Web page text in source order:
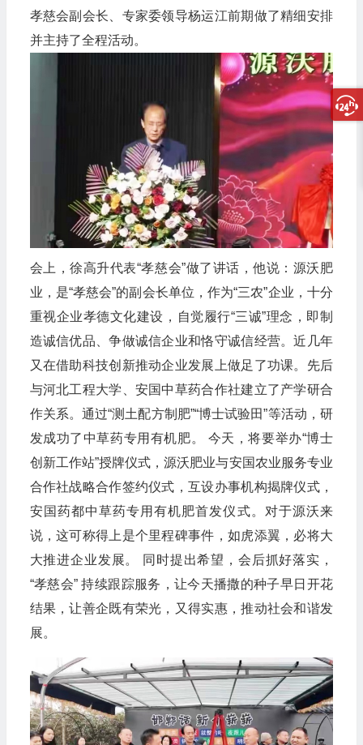
孝慈会副会长、专家委领导杨运江前期做了精细安排
并主持了全程活动。
会上，徐高升代表“孝慈会”做了讲话，他说：源沃肥
业，是“孝慈会”的副会长单位，作为“三农”企业，十分
重视企业孝德文化建设，自觉履行“三诚”理念，即制
造诚信优品、争做诚信企业和恪守诚信经营。近几年
又在借助科技创新推动企业发展上做足了功课。先后
与河北工程大学、安国中草药合作社建立了产学研合
作关系。通过“测土配方制肥”“博士试验田”等活动，研
发成功了中草药专用有机肥。 今天，将要举办“博士
创新工作站”授牌仪式，源沃肥业与安国农业服务专业
合作社战略合作签约仪式，互设办事机构揭牌仪式，
安国药都中草药专用有机肥首发仪式。对于源沃来
说，这可称得上是个里程碑事件，如虎添翼，必将大
大推进企业发展。 同时提出希望，会后抓好落实，
“孝慈会” 持续跟踪服务，让今天播撒的种子早日开花
结果，让善企既有荣光，又得实惠，推动社会和谐发
展。